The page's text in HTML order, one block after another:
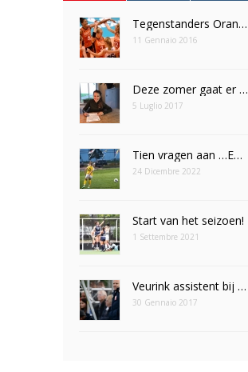
Tegenstanders Oranje dames OKT Tokio bekend
11 Gennaio 2016
Deze zomer gaat er een droom in vervulling voor Nomi Veldt
5 Luglio 2017
Tien vragen aan …Emily Eijpe
24 Dicembre 2022
Start van het seizoen!
1 Settembre 2021
Veurink assistent bij Leeuwinnen
30 Gennaio 2017